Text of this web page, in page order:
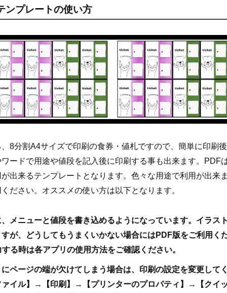
ンプレートの使い方
8分割A4サイズで印刷の食券・値札ですので、簡単に印刷
ードで用途や値段を記入後に印刷する事も出来ます。PDF
出来るテンプレートとなります。色々な用途で利用が出来
ださい。オススメの使い方は以下となります。
メニューと値段を書き込めるようになっています。イラス
が、どうしてもうまくいかない場合にはPDF版をご利用く
る時は各アプリの使用方法をご確認ください。
ページの端が欠けてしまう場合は、印刷の設定を変更して
ァイル】→【印刷】→【プリンターのプロパティ】→【クイ